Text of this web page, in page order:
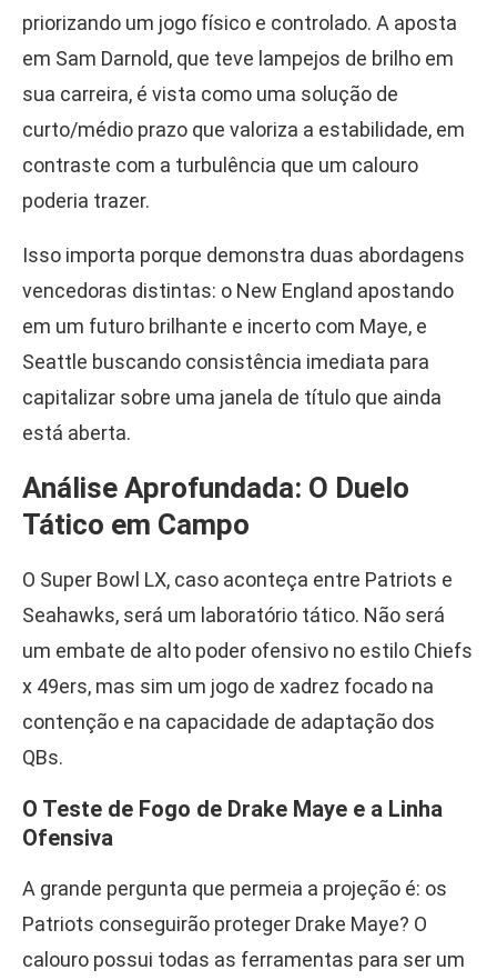
priorizando um jogo físico e controlado. A aposta
em Sam Darnold, que teve lampejos de brilho em
sua carreira, é vista como uma solução de
curto/médio prazo que valoriza a estabilidade, em
contraste com a turbulência que um calouro
poderia trazer.
Isso importa porque demonstra duas abordagens
vencedoras distintas: o New England apostando
em um futuro brilhante e incerto com Maye, e
Seattle buscando consistência imediata para
capitalizar sobre uma janela de título que ainda
está aberta.
Análise Aprofundada: O Duelo
Tático em Campo
O Super Bowl LX, caso aconteça entre Patriots e
Seahawks, será um laboratório tático. Não será
um embate de alto poder ofensivo no estilo Chiefs
x 49ers, mas sim um jogo de xadrez focado na
contenção e na capacidade de adaptação dos
QBs.
O Teste de Fogo de Drake Maye e a Linha
Ofensiva
A grande pergunta que permeia a projeção é: os
Patriots conseguirão proteger Drake Maye? O
calouro possui todas as ferramentas para ser um